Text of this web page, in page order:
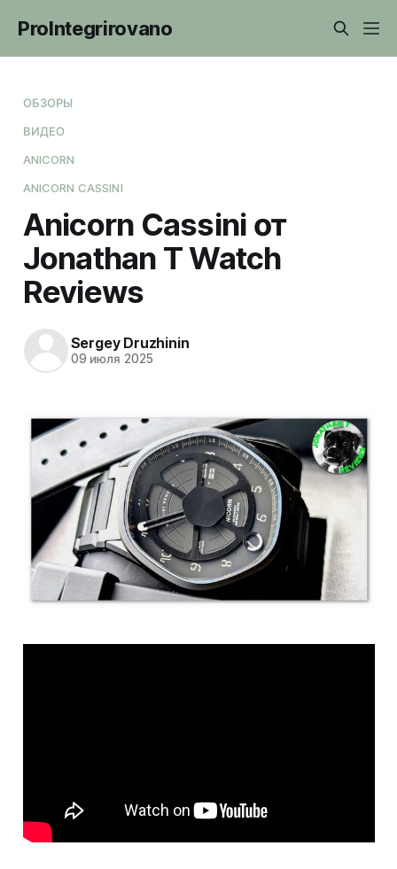
ProIntegrirovano
ОБЗОРЫ
ВИДЕО
ANICORN
ANICORN CASSINI
Anicorn Cassini от
Jonathan T Watch
Reviews
Sergey Druzhinin
09 июля 2025